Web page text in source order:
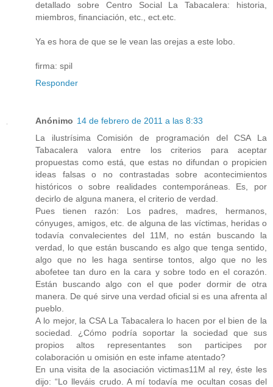
detallado sobre Centro Social La Tabacalera: historia,
miembros, financiación, etc., ect.etc.
Ya es hora de que se le vean las orejas a este lobo.
firma: spil
Responder
Anónimo 14 de febrero de 2011 a las 8:33
La ilustrísima Comisión de programación del CSA La
Tabacalera valora entre los criterios para aceptar
propuestas como está, que estas no difundan o propicien
ideas falsas o no contrastadas sobre acontecimientos
históricos o sobre realidades contemporáneas. Es, por
decirlo de alguna manera, el criterio de verdad.
Pues tienen razón: Los padres, madres, hermanos,
cónyuges, amigos, etc. de alguna de las víctimas, heridas o
todavía convalecientes del 11M, no están buscando la
verdad, lo que están buscando es algo que tenga sentido,
algo que no les haga sentirse tontos, algo que no les
abofetee tan duro en la cara y sobre todo en el corazón.
Están buscando algo con el que poder dormir de otra
manera. De qué sirve una verdad oficial si es una afrenta al
pueblo.
A lo mejor, la CSA La Tabacalera lo hacen por el bien de la
sociedad. ¿Cómo podría soportar la sociedad que sus
propios altos representantes son participes por
colaboración u omisión en este infame atentado?
En una visita de la asociación victimas11M al rey, éste les
dijo: “Lo lleváis crudo. A mí todavía me ocultan cosas del